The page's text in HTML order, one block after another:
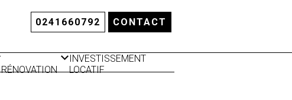
0241660792 CONTACT
RÉNOVATION
INVESTISSEMENT
LOCATIF